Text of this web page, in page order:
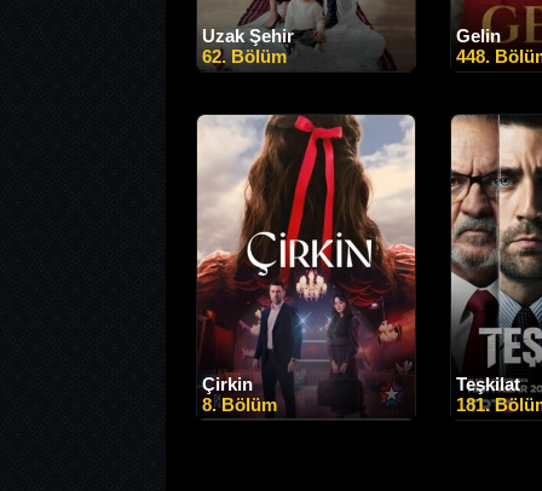
Uzak Şehir
62. Bölüm
Gelin
448.
Çirkin
8. Bölüm
Teşkilat
181.